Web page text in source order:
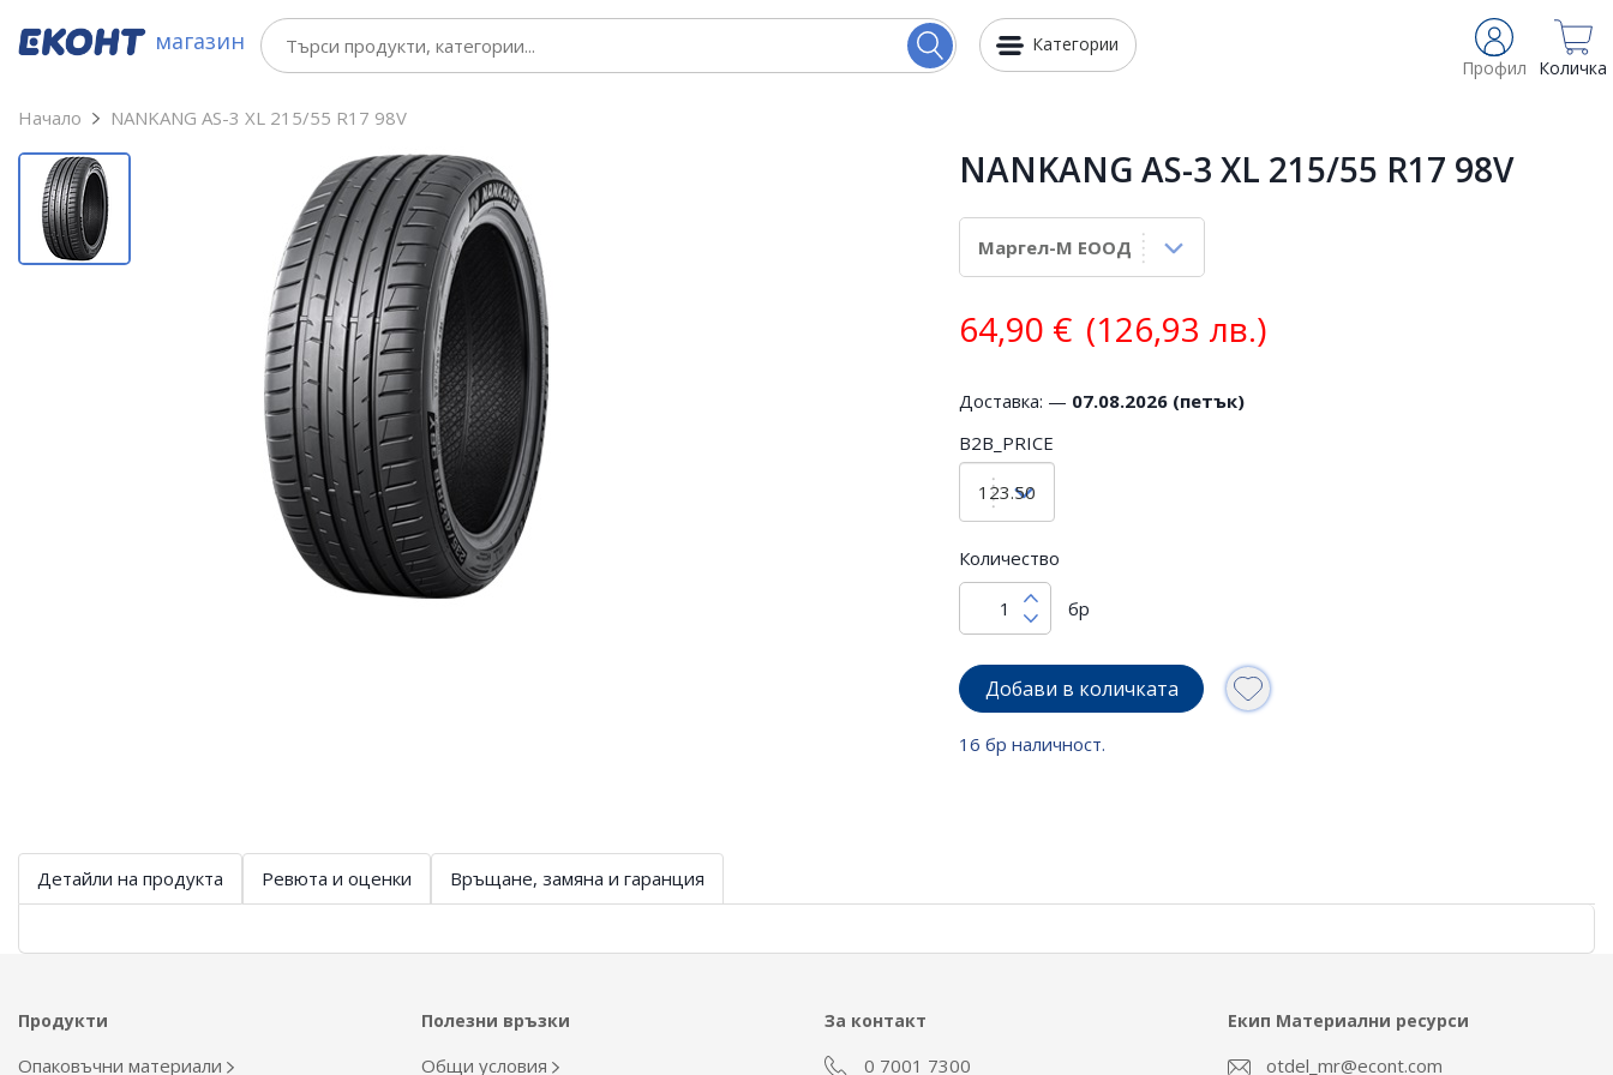
магазин
Профил Количка
Категории
Начало NANKANG AS-3 XL 215/55 R17 98V
NANKANG AS-3 XL 215/55 R17 98V
64,90 € (126,93 лв.)
Доставка: — 07.08.2026 (петък)
B2B_PRICE
Количество
бр
Добави в количката
16 бр наличност.
Детайли на продукта Ревюта и оценки Връщане, замяна и гаранция
Продукти
Опаковъчни материали
Полезни връзки
Общи условия
За контакт
0 7001 7300
Екип Материални ресурси
otdel_mr@econt.com